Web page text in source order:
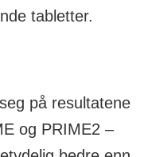
for en eller
60 land,
Japan. Mer enn
behandlet med
tabletter.
på resultatene
og PRIME2 –